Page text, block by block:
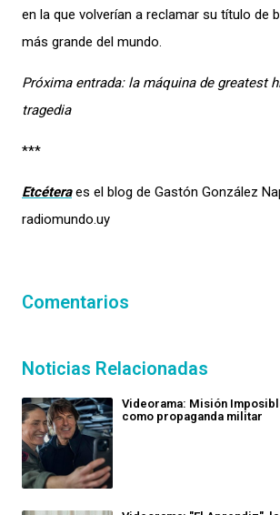
en la que volverían a reclamar su título de
más grande del mundo.
Próxima entrada: la máquina de greatest
tragedia
***
Etcétera es el blog de Gastón González
radiomundo.uy
Comentarios
Noticias Relacionadas
Videorama: Misión
como propaganda militar